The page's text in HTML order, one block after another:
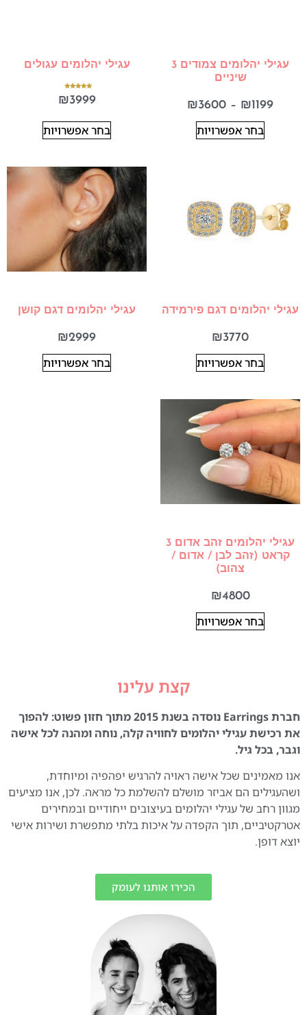
עגילי יהלומים צמודים 3
שיניים
₪1199
–
₪3600
בחר אפשרויות
עגילי יהלומים עגולים
5.00
מתוך 5 ₪3999
בחר אפשרויות
עגילי יהלומים דגם פירמידה
₪3770
בחר אפשרויות
עגילי יהלומים דגם קושן
₪2999
בחר אפשרויות
עגילי יהלומים זהב אדום 3
קראט (זהב לבן / אדום /
צהוב)
₪4800
בחר אפשרויות
קצת עלינו
חברת Earrings נוסדה בשנת 2015 מתוך חזון פשוט: להפוך
את רכישת עגילי יהלומים לחוויה קלה, נוחה ומהנה לכל אישה
וגבר, בכל גיל.
אנו מאמינים שכל אישה ראויה להרגיש יפהפיה ומיוחדת,
ושהעגילים הם אביזר מושלם להשלמת כל מראה. לכן, אנו מציעים
מגוון רחב של עגילי יהלומים בעיצובים ייחודיים ובמחירים
אטרקטיביים, תוך הקפדה על איכות בלתי מתפשרת ושירות אישי
יוצא דופן.
הכירו אותנו לעומק